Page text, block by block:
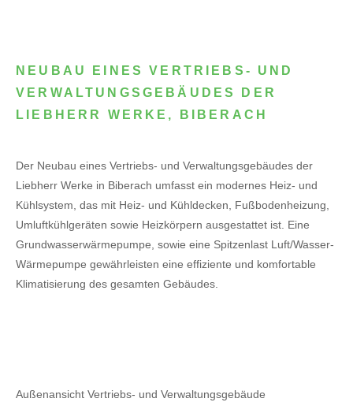
NEUBAU EINES VERTRIEBS- UND
VERWALTUNGSGEBÄUDES DER
LIEBHERR WERKE, BIBERACH
Der Neubau eines Vertriebs- und Verwaltungsgebäudes der
Liebherr Werke in Biberach umfasst ein modernes Heiz- und
Kühlsystem, das mit Heiz- und Kühldecken, Fußbodenheizung,
Umluftkühlgeräten sowie Heizkörpern ausgestattet ist. Eine
Grundwasserwärmepumpe, sowie eine Spitzenlast Luft/Wasser-
Wärmepumpe gewährleisten eine effiziente und komfortable
Klimatisierung des gesamten Gebäudes.
Außenansicht Vertriebs- und Verwaltungsgebäude